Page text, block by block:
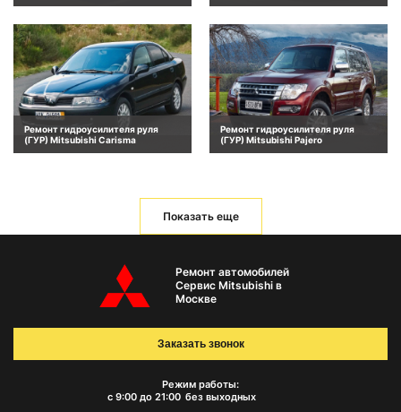
Ремонт гидроусилителя руля
(ГУР) Mitsubishi Carisma
Ремонт гидроусилителя руля
(ГУР) Mitsubishi Pajero
Показать еще
Ремонт автомобилей
Сервис Mitsubishi в
Москве
Режим работы:
с 9:00 до 21:00 без выходных
Заказать звонок